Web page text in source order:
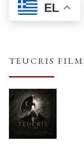
EL
TEUCRIS